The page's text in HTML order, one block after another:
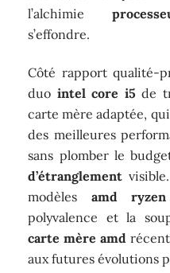
l’alchimie
s’effondre.
Côté rapport qualité-
duo intel core i5 de
carte mère adaptée,
des meilleures
sans plomber le
d’étranglement
modèles amd ryzen
polyvalence et la
carte mère amd
aux futures évolutions